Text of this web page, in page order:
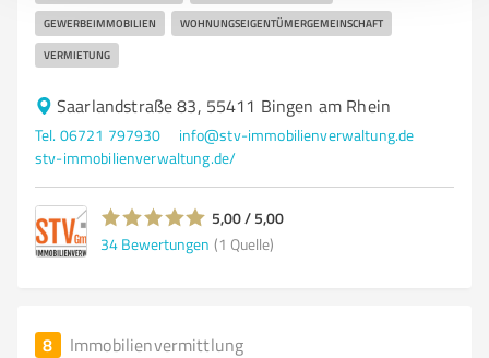
GEWERBEIMMOBILIEN WOHNUNGSEIGENTÜMERGEMEINSCHAFT
VERMIETUNG
Saarlandstraße 83, 55411 Bingen am Rhein
Tel. 06721 797930
info@stv-immobilienverwaltung.de
stv-immobilienverwaltung.de/
5,00 / 5,00
34 Bewertungen (1 Quelle)
8 Immobilienvermittlung